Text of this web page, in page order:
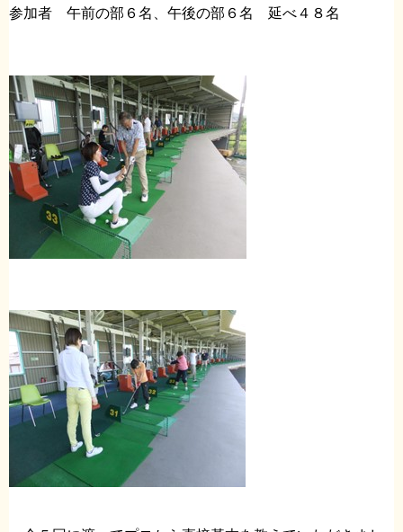
参加者 午前の部６名、午後の部６名 延べ４８名